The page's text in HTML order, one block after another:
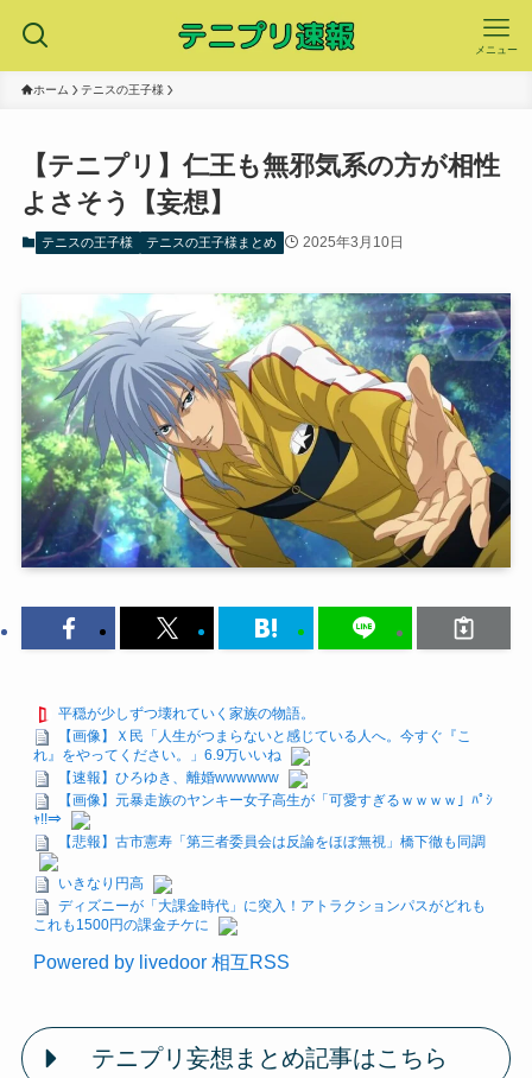
メニュー
ホーム テニスの王子様
【テニプリ】仁王も無邪気系の方が相性
よさそう【妄想】
テニスの王子様 テニスの王子様まとめ 2025年3月10日
平穏が少しずつ壊れていく家族の物語。
【画像】Ｘ民「人生がつまらないと感じている人へ。今すぐ『こ
れ』をやってください。」6.9万いいね
【速報】ひろゆき、離婚wwwwww
【画像】元暴走族のヤンキー女子高生が「可愛すぎるｗｗｗｗ」ﾊﾟｼ
ｬ!!⇒
【悲報】古市憲寿「第三者委員会は反論をほぼ無視」橋下徹も同調
いきなり円高
ディズニーが「大課金時代」に突入！アトラクションパスがどれも
これも1500円の課金チケに
Powered by livedoor 相互RSS
テニプリ妄想まとめ記事はこちら